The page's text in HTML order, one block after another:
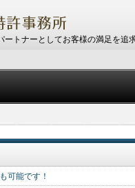
ートナーとしてお客様の満足を追
可能です！